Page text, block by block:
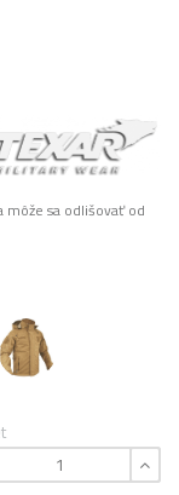
môže sa odlišovať od